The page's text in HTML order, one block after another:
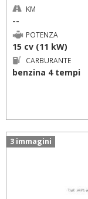
KM
--
POTENZA
15 cv (11 kW)
CARBURANTE
benzina 4 tempi
3 immagini